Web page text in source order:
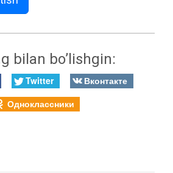
bilan bo’lishgin:
Twitter
Вконтакте
Одноклассники